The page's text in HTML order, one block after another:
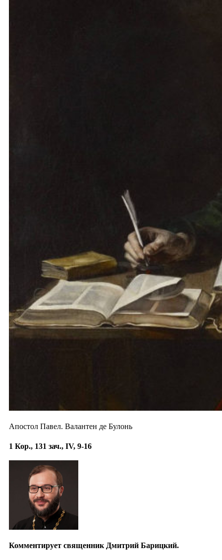
Апостол Павел. Валантен де Булонь
1 Кор., 131 зач., IV, 9-16
Комментирует священник Дмитрий Барицкий.